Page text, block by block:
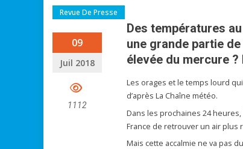
Revue De Presse
09
Juil 2018
1112
Des températures
une grande partie
élevée du mercure
Les orages et le temps lourd
d’après La Chaîne météo.
Dans les prochaines 24
France de retrouver un air plus
Mais cette accalmie ne va pas